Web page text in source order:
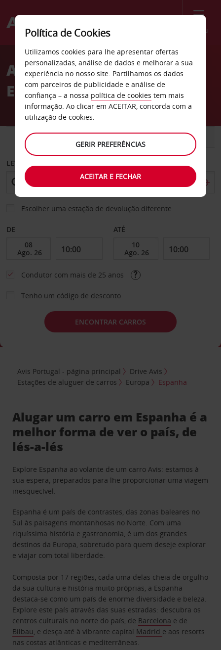
Menu
Welcome
AvisALUGUER DE CARROS EM
ESPANHA
CARRO COMERCIAIS
LEVANTAR EM
Escolher uma estação de devolução diferente
DE ATÉ
Condutor com mais de 25 anos
Tenho um código de desconto
ENCONTRAR CARROS
Avis Portugal - página principal
Drive Avis
Estações de aluguer de carros
Europa Espanha
Alugar um carro em Espanha é a
melhor forma de ver o país, de
lés-a-lés
Explore Espanha ao volante de um carro Avis: estamos à
sua espera, preparados para lhe proporcionar uma viagem
inesquecível.
Espanha é um país de contrastes, das zonas baleares no
Sul às paisagens montanhosas no Norte. Com uma
riquíssima história e gastronomia, é um dos grandes
destinos da Europa, sobretudo para quem deseje explorar
e viajar com total liberdade.
Composta por 17 regiões, cada uma delas cheia de orgulho
da sua cultura e história muito próprias, a Espanha
destaca-se como um país de enorme diversidade e beleza.
Explore este país através das suas estradas: descubra os
centros culturais no norte do país, de Barcelona e de
Bilbau , e desça até à vibrante capital Madrid e aos resorts
nas costas atlânticas e mediterrâneas.
Política de Cookies
Utilizamos cookies para lhe apresentar ofertas
personalizadas, análise de dados e melhorar a sua
experiência no nosso site. Partilhamos os dados
com parceiros de publicidade e análise de
confiança – a nossa política de cookies tem mais
informação. Ao clicar em ACEITAR, concorda com a
utilização de cookies.
GERIR PREFERÊNCIAS
ACEITAR E FECHAR